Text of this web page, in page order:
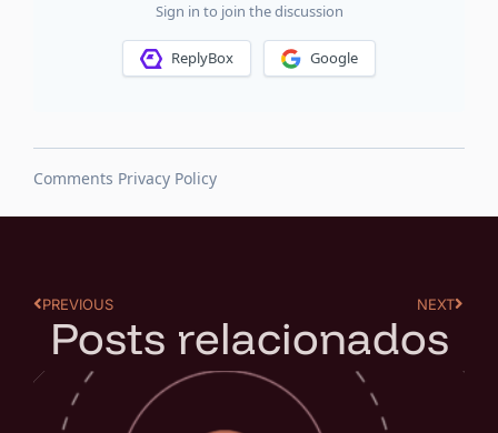
PREVIOUS NEXT
Posts relacionados